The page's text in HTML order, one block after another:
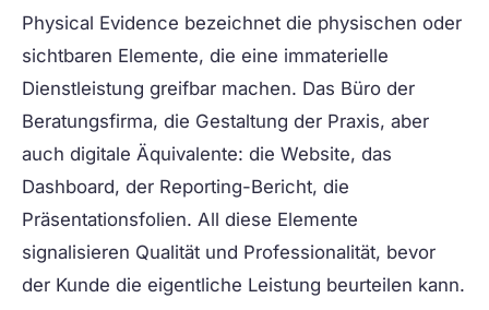
Physical Evidence bezeichnet die physischen oder
sichtbaren Elemente, die eine immaterielle
Dienstleistung greifbar machen. Das Büro der
Beratungsfirma, die Gestaltung der Praxis, aber
auch digitale Äquivalente: die Website, das
Dashboard, der Reporting-Bericht, die
Präsentationsfolien. All diese Elemente
signalisieren Qualität und Professionalität, bevor
der Kunde die eigentliche Leistung beurteilen kann.